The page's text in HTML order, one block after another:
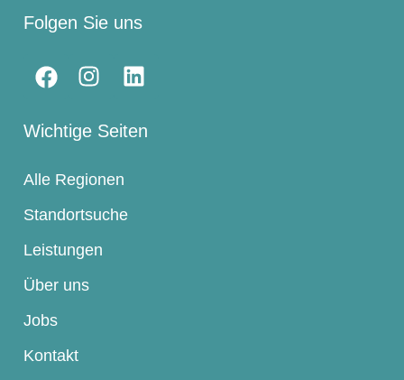
Folgen Sie uns
Wichtige Seiten
Alle Regionen
Standortsuche
Leistungen
Über uns
Jobs
Kontakt